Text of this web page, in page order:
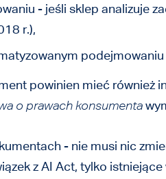
- jeśli sklep analizuje
r.),
powinien mieć również
o prawach konsumenta
- nie musi nic
z AI Act, tylko istniejące